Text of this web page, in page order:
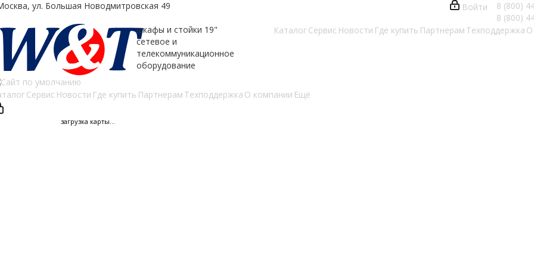
8 (800)
8 (800)
ул. Большая Новодмитровская 49
Войти
шкафы и стойки 19"
сетевое и
телекоммуникационное
оборудование
Каталог Сервис Новости Где купить Партнерам Техподдержка О
Сервис Новости Где купить Партнерам Техподдержка О компании Ещё
загрузка карты...